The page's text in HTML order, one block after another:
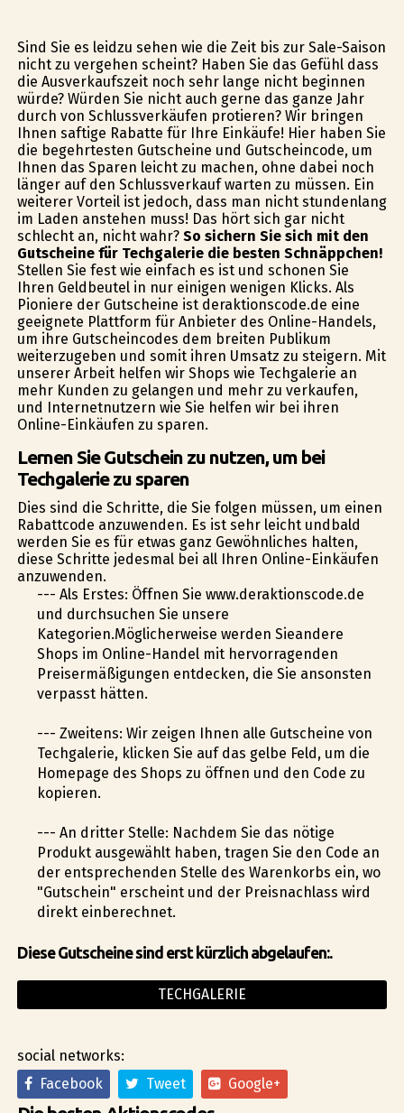
Sind Sie es leidzu sehen wie die Zeit bis zur Sale-Saison
nicht zu vergehen scheint? Haben Sie das Gefühl dass
die Ausverkaufszeit noch sehr lange nicht beginnen
würde? Würden Sie nicht auch gerne das ganze Jahr
durch von Schlussverkäufen profitieren? Wir bringen
Ihnen saftige Rabatte für Ihre Einkäufe! Hier haben Sie
die begehrtesten Gutscheine und Gutscheincode, um
Ihnen das Sparen leicht zu machen, ohne dabei noch
länger auf den Schlussverkauf warten zu müssen. Ein
weiterer Vorteil ist jedoch, dass man nicht stundenlang
im Laden anstehen muss! Das hört sich gar nicht
schlecht an, nicht wahr? So sichern Sie sich mit den
Gutscheine für Techgalerie die besten Schnäppchen!
Stellen Sie fest wie einfach es ist und schonen Sie
Ihren Geldbeutel in nur einigen wenigen Klicks. Als
Pioniere der Gutscheine ist deraktionscode.de eine
geeignete Plattform für Anbieter des Online-Handels,
um ihre Gutscheincodes dem breiten Publikum
weiterzugeben und somit ihren Umsatz zu steigern. Mit
unserer Arbeit helfen wir Shops wie Techgalerie an
mehr Kunden zu gelangen und mehr zu verkaufen,
und Internetnutzern wie Sie helfen wir bei ihren
Online-Einkäufen zu sparen.
Lernen Sie Gutschein zu nutzen, um bei
Techgalerie zu sparen
Dies sind die Schritte, die Sie folgen müssen, um einen
Rabattcode anzuwenden. Es ist sehr leicht undbald
werden Sie es für etwas ganz Gewöhnliches halten,
diese Schritte jedesmal bei all Ihren Online-Einkäufen
anzuwenden.
--- Als Erstes: Öffnen Sie www.deraktionscode.de
und durchsuchen Sie unsere
Kategorien.Möglicherweise werden Sieandere
Shops im Online-Handel mit hervorragenden
Preisermäßigungen entdecken, die Sie ansonsten
verpasst hätten.
--- Zweitens: Wir zeigen Ihnen alle Gutscheine von
Techgalerie, klicken Sie auf das gelbe Feld, um die
Homepage des Shops zu öffnen und den Code zu
kopieren.
--- An dritter Stelle: Nachdem Sie das nötige
Produkt ausgewählt haben, tragen Sie den Code an
der entsprechenden Stelle des Warenkorbs ein, wo
"Gutschein" erscheint und der Preisnachlass wird
direkt einberechnet.
Diese Gutscheine sind erst kürzlich abgelaufen:.
TECHGALERIE
social networks:
Facebook
Tweet Google+